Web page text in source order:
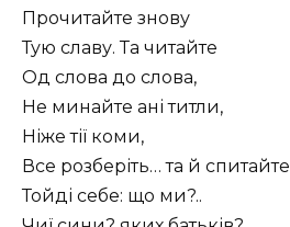
Прочитайте знову
Тую славу. Та читайте
Од слова до слова,
Не минайте ані титли,
Ніже тії коми,
Все розберіть… та й спитайте
Тойді себе: що ми?..